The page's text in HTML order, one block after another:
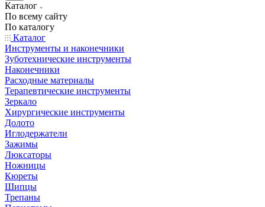
Каталог
По всему сайту
По каталогу
Каталог
Инструменты и наконечники
Зуботехнические инструменты
Наконечники
Расходные материалы
Терапевтические инструменты
Зеркало
Хирургические инструменты
Долото
Иглодержатели
Зажимы
Люксаторы
Ножницы
Кюреты
Шипцы
Трепаны